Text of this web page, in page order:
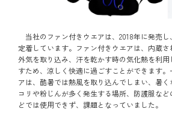
当社のファン付きウエアは、2018年に発売
定着しています。ファン付きウエアは、内蔵
外気を取り込み、汗を乾かす時の気化熱を利
すため、涼しく快適に過ごすことができます
アは、酷暑では熱風を取り込んでしまい、暑
コリや粉じんが多く発生する場所、防護服な
どでは使用できず、課題となっていました。